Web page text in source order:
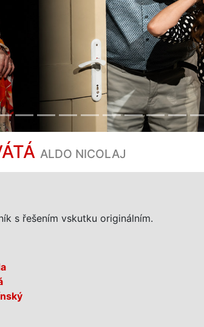
ALDO NICOLAJ
s řešením vskutku originálním.